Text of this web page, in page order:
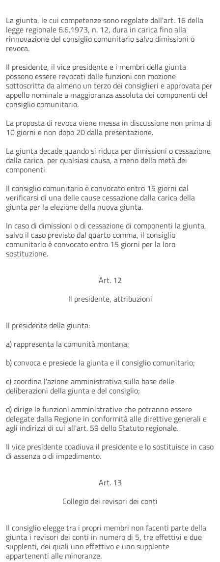
La giunta, le cui competenze sono regolate dall'art. 16 della
legge regionale 6.6.1973, n. 12, dura in carica fino alla
rinnovazione del consiglio comunitario salvo dimissioni o
revoca.
Il presidente, il vice presidente e i membri della giunta
possono essere revocati dalle funzioni con mozione
sottoscritta da almeno un terzo dei consiglieri e approvata per
appello nominale a maggioranza assoluta dei componenti del
consiglio comunitario.
La proposta di revoca viene messa in discussione non prima di
10 giorni e non dopo 20 dalla presentazione.
La giunta decade quando si riduca per dimissioni o cessazione
dalla carica, per qualsiasi causa, a meno della metà dei
componenti.
Il consiglio comunitario è convocato entro 15 giorni dal
verificarsi di una delle cause cessazione dalla carica della
giunta per la elezione della nuova giunta.
In caso di dimissioni o di cessazione di componenti la giunta,
salvo il caso previsto dal quarto comma, il consiglio
comunitario è convocato entro 15 giorni per la loro
sostituzione.
Art. 12
Il presidente, attribuzioni
Il presidente della giunta:
a) rappresenta la comunità montana;
b) convoca e presiede la giunta e il consiglio comunitario;
c) coordina l'azione amministrativa sulla base delle
deliberazioni della giunta e del consiglio;
d) dirige le funzioni amministrative che potranno essere
delegate dalla Regione in conformità alle direttive generali e
agli indirizzi di cui all'art. 59 dello Statuto regionale.
Il vice presidente coadiuva il presidente e lo sostituisce in caso
di assenza o di impedimento.
Art. 13
Collegio dei revisori dei conti
Il consiglio elegge tra i propri membri non facenti parte della
giunta i revisori dei conti in numero di 5, tre effettivi e due
supplenti, dei quali uno effettivo e uno supplente
appartenenti alle minoranze.